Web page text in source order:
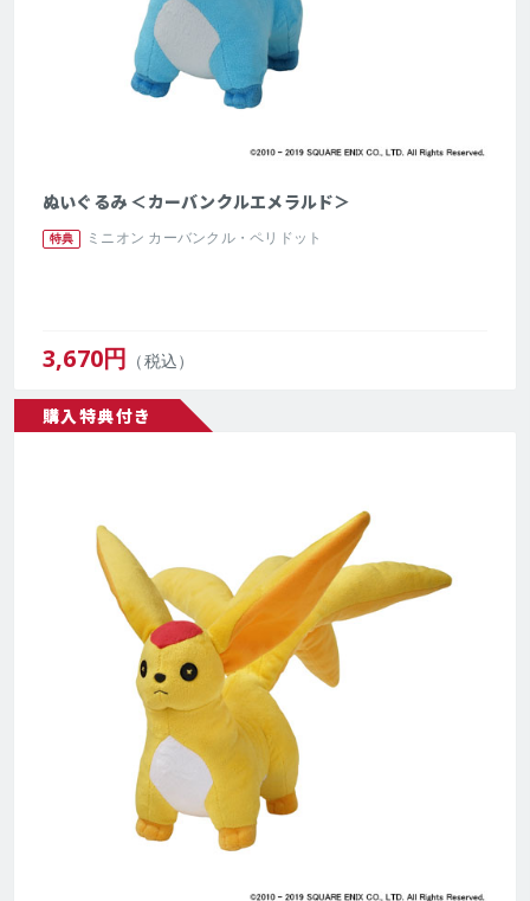
ぬいぐるみ ＜カーバンクルエメラルド＞
3,670円 （税込）
特典 ミニオン カーバンクル・ペリドット
購入特典付き